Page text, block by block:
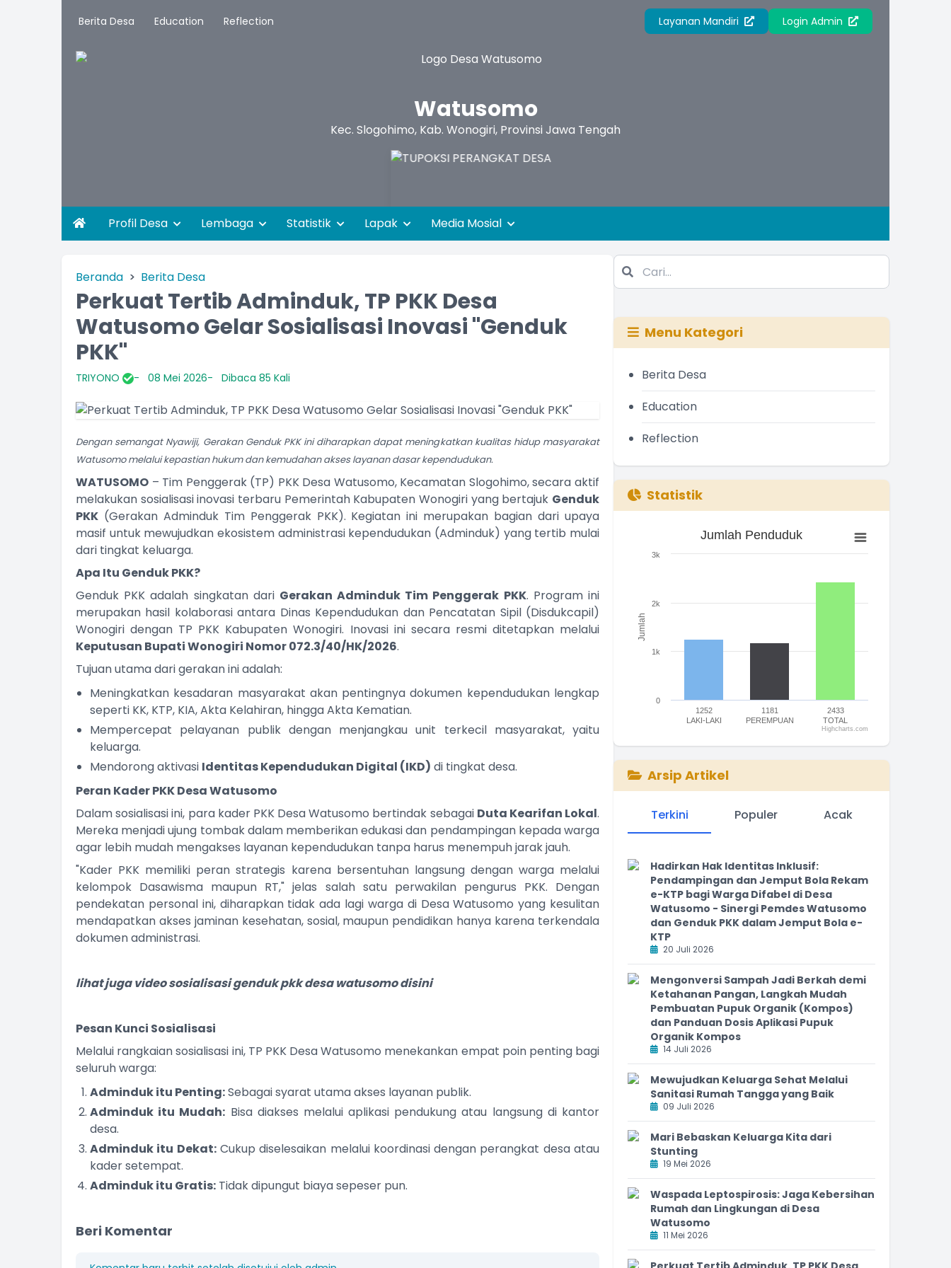
Berita Desa Education Reflection Layanan Mandiri Login Admin
Watusomo
Kec. Slogohimo, Kab. Wonogiri, Provinsi Jawa Tengah
Profil Desa Lembaga Statistik Lapak Media Mosial
Beranda Berita Desa
Perkuat Tertib Adminduk, TP PKK Desa
Watusomo Gelar Sosialisasi Inovasi "Genduk
PKK"
TRIYONO 08 Mei 2026 Dibaca 85 Kali
Dengan semangat Nyawiji, Gerakan Genduk PKK ini diharapkan dapat meningkatkan kualitas hidup masyarakat
Watusomo melalui kepastian hukum dan kemudahan akses layanan dasar kependudukan.
WATUSOMO – Tim Penggerak (TP) PKK Desa Watusomo, Kecamatan Slogohimo, secara aktif
melakukan sosialisasi inovasi terbaru Pemerintah Kabupaten Wonogiri yang bertajuk Genduk
PKK (Gerakan Adminduk Tim Penggerak PKK). Kegiatan ini merupakan bagian dari upaya
masif untuk mewujudkan ekosistem administrasi kependudukan (Adminduk) yang tertib mulai
dari tingkat keluarga.
Apa Itu Genduk PKK?
Genduk PKK adalah singkatan dari Gerakan Adminduk Tim Penggerak PKK. Program ini
merupakan hasil kolaborasi antara Dinas Kependudukan dan Pencatatan Sipil (Disdukcapil)
Wonogiri dengan TP PKK Kabupaten Wonogiri. Inovasi ini secara resmi ditetapkan melalui
Keputusan Bupati Wonogiri Nomor 072.3/40/HK/2026.
Tujuan utama dari gerakan ini adalah:
Meningkatkan kesadaran masyarakat akan pentingnya dokumen kependudukan lengkap
seperti KK, KTP, KIA, Akta Kelahiran, hingga Akta Kematian.
Mempercepat pelayanan publik dengan menjangkau unit terkecil masyarakat, yaitu
keluarga.
Mendorong aktivasi Identitas Kependudukan Digital (IKD) di tingkat desa.
Peran Kader PKK Desa Watusomo
Dalam sosialisasi ini, para kader PKK Desa Watusomo bertindak sebagai Duta Kearifan Lokal.
Mereka menjadi ujung tombak dalam memberikan edukasi dan pendampingan kepada warga
agar lebih mudah mengakses layanan kependudukan tanpa harus menempuh jarak jauh.
"Kader PKK memiliki peran strategis karena bersentuhan langsung dengan warga melalui
kelompok Dasawisma maupun RT," jelas salah satu perwakilan pengurus PKK. Dengan
pendekatan personal ini, diharapkan tidak ada lagi warga di Desa Watusomo yang kesulitan
mendapatkan akses jaminan kesehatan, sosial, maupun pendidikan hanya karena terkendala
dokumen administrasi.
lihat juga video sosialisasi genduk pkk desa watusomo disini
Pesan Kunci Sosialisasi
Melalui rangkaian sosialisasi ini, TP PKK Desa Watusomo menekankan empat poin penting bagi
seluruh warga:
Adminduk itu Penting:Sebagai syarat utama akses layanan publik.
Adminduk itu Mudah: Bisa diakses melalui aplikasi pendukung atau langsung di kantor
desa.
Adminduk itu Dekat:Cukup diselesaikan melalui koordinasi dengan perangkat desa atau
kader setempat.
Adminduk itu Gratis: Tidak dipungut biaya sepeser pun.
Beri Komentar
Menu Kategori
Berita Desa
Education
Reflection
Statistik
Jumlah Penduduk
The chart has 1 X axis displaying categories.
The chart has 1 Y axis displaying Jumlah. Range: 0 to 3000.
Jumlah
Jumlah Penduduk
1252
LAKI-LAKI
1181
PEREMPUAN
2433
TOTAL
0
1k
2k
3k
Highcharts.com
Arsip Artikel
Terkini Populer Acak
Hadirkan Hak Identitas Inklusif:
Pendampingan dan Jemput Bola Rekam
e-KTP bagi Warga Difabel di Desa
Watusomo - Sinergi Pemdes Watusomo
dan Genduk PKK dalam Jemput Bola e-
KTP
20 Juli 2026
Mengonversi Sampah Jadi Berkah demi
Ketahanan Pangan, Langkah Mudah
Pembuatan Pupuk Organik (Kompos)
dan Panduan Dosis Aplikasi Pupuk
Organik Kompos
14 Juli 2026
Mewujudkan Keluarga Sehat Melalui
Sanitasi Rumah Tangga yang Baik
09 Juli 2026
Mari Bebaskan Keluarga Kita dari
Stunting
19 Mei 2026
Waspada Leptospirosis: Jaga Kebersihan
Rumah dan Lingkungan di Desa
Watusomo
11 Mei 2026